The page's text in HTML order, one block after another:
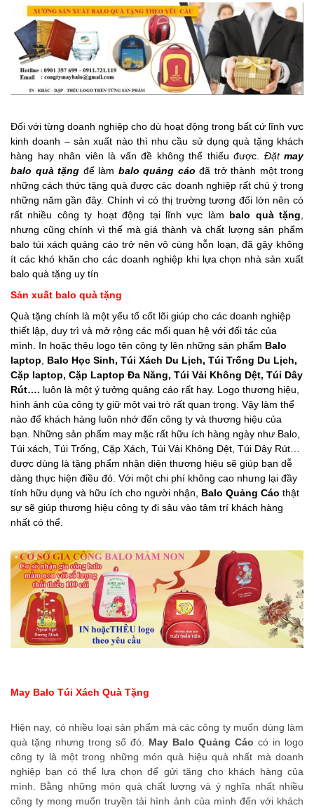
Đối với từng doanh nghiệp cho dù hoạt động trong bất cứ lĩnh vực
kinh doanh – sản xuất nào thì nhu cầu sử dụng quà tặng khách
hàng hay nhân viên là vấn đề không thể thiếu được. Đặt may
balo quà tặng để làm balo quảng cáo đã trở thành một trong
những cách thức tặng quà được các doanh nghiệp rất chú ý trong
những năm gần đây. Chính vì có thị trường tương đối lớn nên có
rất nhiều công ty hoạt động tại lĩnh vực làm balo quà tặng,
nhưng cũng chính vì thế mà giá thành và chất lượng sản phẩm
balo túi xách quảng cáo trở nên vô cùng hỗn loạn, đã gây không
ít các khó khăn cho các doanh nghiệp khi lựa chọn nhà sản xuất
balo quà tặng uy tín
Sản xuất balo quà tặng
Quà tặng chính là một yếu tố cốt lõi giúp cho các doanh nghiệp
thiết lập, duy trì và mở rộng các mối quan hệ với đối tác của
mình. In hoặc thêu logo tên công ty lên những sản phẩm Balo
laptop, Balo Học Sinh, Túi Xách Du Lịch, Túi Trống Du Lịch,
Cặp laptop, Cặp Laptop Đa Năng, Túi Vải Không Dệt, Túi Dây
Rút…. luôn là một ý tưởng quảng cáo rất hay. Logo thương hiệu,
hình ảnh của công ty giữ một vai trò rất quan trọng. Vậy làm thể
nào để khách hàng luôn nhớ đến công ty và thương hiệu của
bạn. Những sản phẩm may mặc rất hữu ích hàng ngày như Balo,
Túi xách, Túi Trống, Cặp Xách, Túi Vải Không Dệt, Túi Dây Rút…
được dùng là tặng phẩm nhận diện thương hiệu sẽ giúp bạn dễ
dàng thực hiện điều đó. Với một chi phí không cao nhưng lại đầy
tính hữu dụng và hữu ích cho người nhận, Balo Quảng Cáo thật
sự sẽ giúp thương hiệu công ty đi sâu vào tâm trí khách hàng
nhất có thể.
May Balo Túi Xách Quà Tặng
Hiện nay, có nhiều loại sản phẩm mà các công ty muốn dùng làm
quà tặng nhưng trong số đó.
May Balo Quảng Cáo có in logo
công ty là một trong những món quà hiệu quà nhất mà doanh
nghiệp bạn có thể lựa chọn để gửi tặng cho khách hàng của
mình. Bằng những món quà chất lượng và ý nghĩa nhất nhiều
công ty mong muốn truyền tải hình ảnh của mình đến với khách